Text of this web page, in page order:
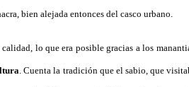
bien alejada entonces del casco urbano.
lo que era posible gracias a los
. Cuenta la tradición que el sabio, que